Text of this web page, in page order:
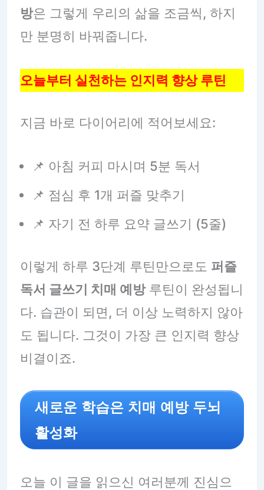
방은 그렇게 우리의 삶을 조금씩, 하지
만 분명히 바꿔줍니다.
오늘부터 실천하는 인지력 향상 루틴
지금 바로 다이어리에 적어보세요:
📌 아침 커피 마시며 5분 독서
📌 점심 후 1개 퍼즐 맞추기
📌 자기 전 하루 요약 글쓰기 (5줄)
이렇게 하루 3단계 루틴만으로도 퍼즐
독서 글쓰기 치매 예방루틴이 완성됩니
다. 습관이 되면, 더 이상 노력하지 않아
도 됩니다. 그것이 가장 큰 인지력 향상
비결이죠.
새로운 학습은 치매 예방 두뇌
활성화
오늘 이 글을 읽으신 여러분께 진심으